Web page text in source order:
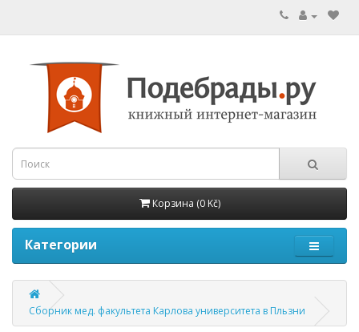
Корзина (0 Kč)
Категории
Сборник мед. факультета Карлова университета в Пльзни